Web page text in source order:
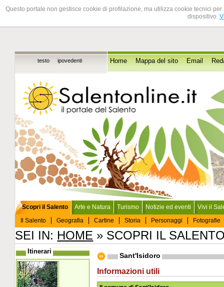
Questo portale non gestisce cookie di profilazione, ma utilizza cookie tecnici
dispositivo.
testo ipovedenti Home Mappa del sito Email
Scopri il Salento
Il Salento
Geografia Cartine Storia Personaggi Fotografie
Arte e Natura Turismo Notizie ed eventi Vivi il
SEI IN: HOME » SCOPRI IL
Sant'Isidoro
Informazioni utili
Itinerari